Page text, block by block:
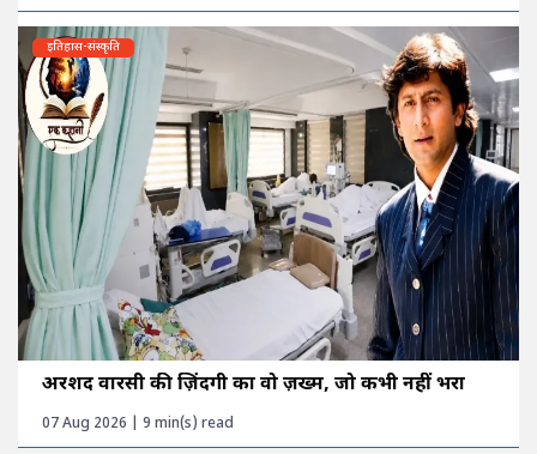
इतिहास-संस्कृति
अरशद वारसी की ज़िंदगी का वो ज़ख्म, जो कभी नहीं भरा
07 Aug 2026 | 9 min(s) read